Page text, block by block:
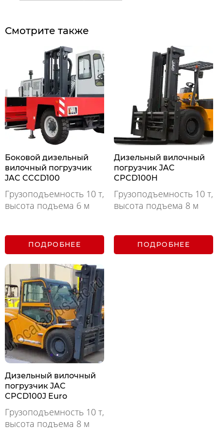
Смотрите также
Боковой дизельный
вилочный погрузчик
JAC CCCD100
Грузоподъемность 10 т,
высота подъема 6 м
ПОДРОБНЕЕ
Дизельный вилочный
погрузчик JAC
CPCD100H
Грузоподъемность 10 т,
высота подъема 8 м
ПОДРОБНЕЕ
Дизельный вилочный
погрузчик JAC
CPCD100J Euro
Грузоподъемность 10 т,
высота подъема 8 м